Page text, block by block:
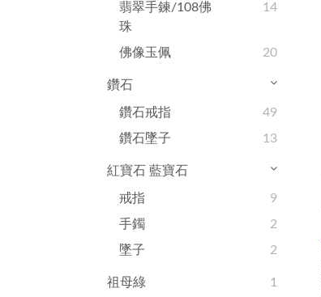
翡翠手鍊/108佛
珠
14
佛像玉佩 20
鑽石
鑽石戒指
49
鑽石墜子
13
紅寶石 藍寶石
戒指
9
手鐲
2
墜子
2
祖母綠
1